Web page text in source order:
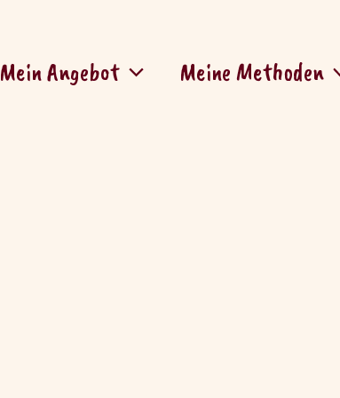
Mein Angebot Meine Methoden